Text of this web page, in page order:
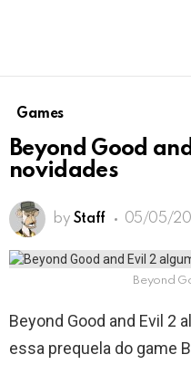
Games
Beyond Good
novidades
by Staff 05/05/
Beyond
Beyond Good and Evil 2
essa prequela do game